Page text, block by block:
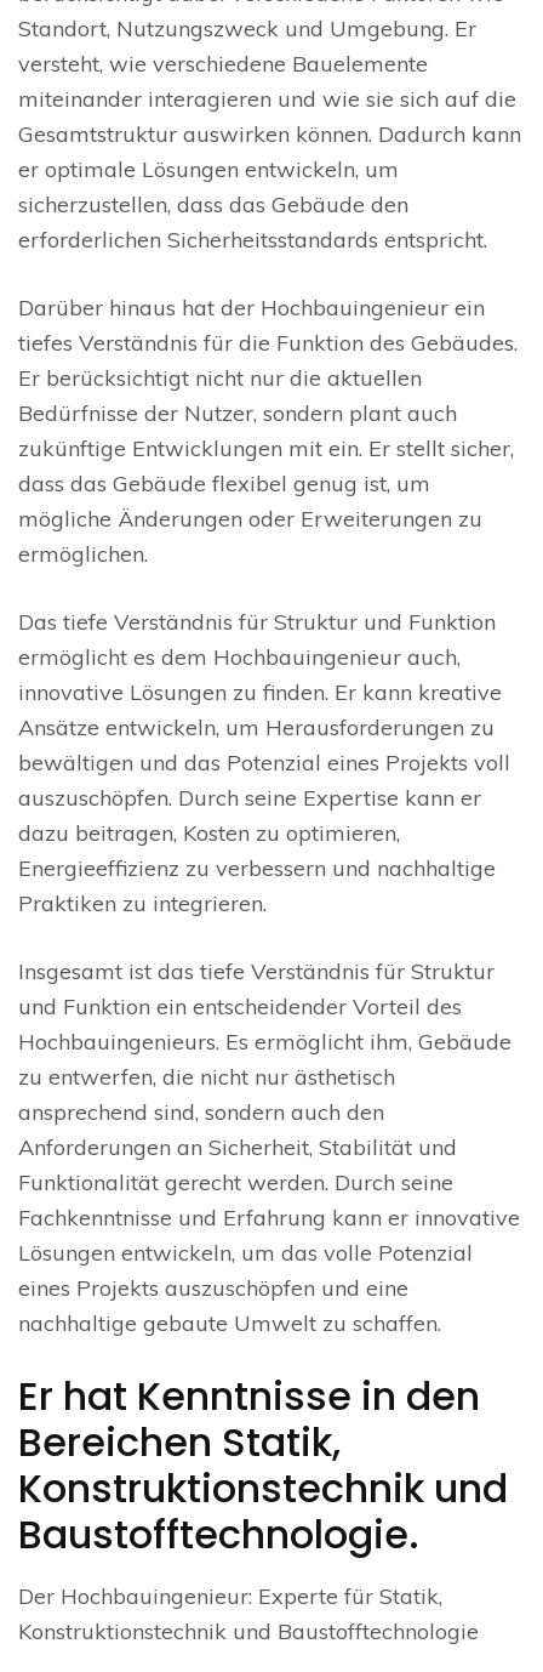
Standort, Nutzungszweck und Umgebung. Er
versteht, wie verschiedene Bauelemente
miteinander interagieren und wie sie sich auf die
Gesamtstruktur auswirken können. Dadurch kann
er optimale Lösungen entwickeln, um
sicherzustellen, dass das Gebäude den
erforderlichen Sicherheitsstandards entspricht.
Darüber hinaus hat der Hochbauingenieur ein
tiefes Verständnis für die Funktion des Gebäudes.
Er berücksichtigt nicht nur die aktuellen
Bedürfnisse der Nutzer, sondern plant auch
zukünftige Entwicklungen mit ein. Er stellt sicher,
dass das Gebäude flexibel genug ist, um
mögliche Änderungen oder Erweiterungen zu
ermöglichen.
Das tiefe Verständnis für Struktur und Funktion
ermöglicht es dem Hochbauingenieur auch,
innovative Lösungen zu finden. Er kann kreative
Ansätze entwickeln, um Herausforderungen zu
bewältigen und das Potenzial eines Projekts voll
auszuschöpfen. Durch seine Expertise kann er
dazu beitragen, Kosten zu optimieren,
Energieeffizienz zu verbessern und nachhaltige
Praktiken zu integrieren.
Insgesamt ist das tiefe Verständnis für Struktur
und Funktion ein entscheidender Vorteil des
Hochbauingenieurs. Es ermöglicht ihm, Gebäude
zu entwerfen, die nicht nur ästhetisch
ansprechend sind, sondern auch den
Anforderungen an Sicherheit, Stabilität und
Funktionalität gerecht werden. Durch seine
Fachkenntnisse und Erfahrung kann er innovative
Lösungen entwickeln, um das volle Potenzial
eines Projekts auszuschöpfen und eine
nachhaltige gebaute Umwelt zu schaffen.
Er hat Kenntnisse in den
Bereichen Statik,
Konstruktionstechnik und
Baustofftechnologie.
Der Hochbauingenieur: Experte für Statik,
Konstruktionstechnik und Baustofftechnologie